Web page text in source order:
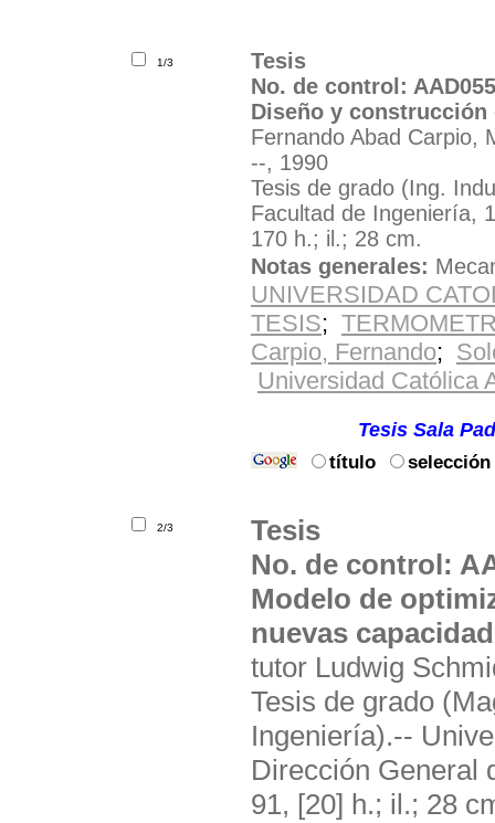
1/3
Tesis
No. de control:
Diseño y
Fernando Abad Carpio,
--, 1990
Tesis de grado (Ing.
Facultad de Ingeniería,
170 h.; il.; 28 cm.
Notas generales:
UNIVERSIDAD
TESIS;
Carpio, Fernando;
Universidad Católica
Tesis Sala
título selección
2/3
Tesis
No. de control:
Modelo de
nuevas
tutor Ludwig
Tesis de grado
Ingeniería).--
Dirección General
91, [20] h.; il.; 28